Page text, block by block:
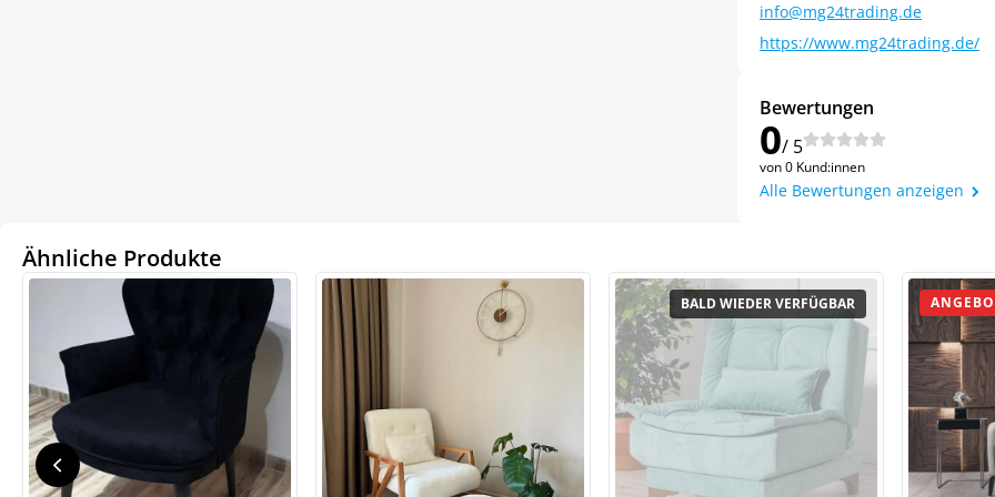
info@mg24trading.de
https://www.mg24trading.de/
Bewertungen
0/ 5
von 0 Kund:innen
Alle Bewertungen anzeigen
Ähnliche Produkte
Meinen Code senden
Bleiben Sie auf dem Laufenden über Neuigkeiten und
Weitere Informationen darüber, wie wir Ihre Daten für Marketingkommunikation